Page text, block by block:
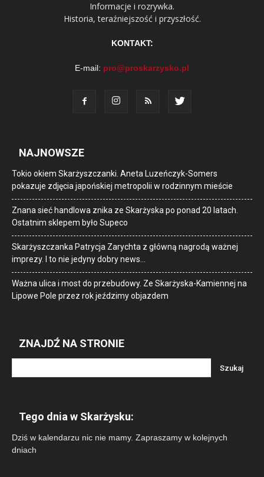
Informacje i rozrywka.
Historia, teraźniejszość i przyszłość.
KONTAKT:
E-mail: pro@proskarzysko.pl
NAJNOWSZE
Tokio okiem Skarżyszczanki. Aneta Luzeńczyk-Somers
pokazuje zdjęcia japońskiej metropolii w rodzinnym mieście
Znana sieć handlowa znika ze Skarżyska po ponad 20 latach.
Ostatnim sklepem było Supeco
Skarżyszczanka Patrycja Zarychta z główną nagrodą ważnej
imprezy. I to nie jedyny dobry news…
Ważna ulica i most do przebudowy. Ze Skarżyska-Kamiennej na
Lipowe Pole przez rok jeździmy objazdem
ZNAJDŹ NA STRONIE
Tego dnia w Skarżysku:
Dziś w kalendarzu nic nie mamy. Zapraszamy w kolejnych
dniach